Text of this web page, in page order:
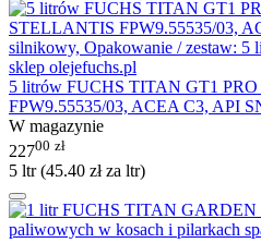
5 litrów FUCHS TITAN GT1
FPW9.55535/03, ACEA C3, API
W magazynie
22700 zł
5 ltr (45.40 złza ltr)